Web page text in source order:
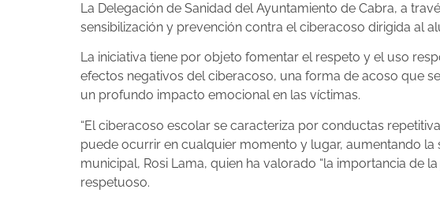
La Delegación de Sanidad del Ayuntamiento de Cabra, a
sensibilización y prevención contra el ciberacoso dirigida al
La iniciativa tiene por objeto fomentar el respeto y el uso
efectos negativos del ciberacoso, una forma de acoso que
un profundo impacto emocional en las víctimas.
“El ciberacoso escolar se caracteriza por conductas
puede ocurrir en cualquier momento y lugar, aumentando la
municipal, Rosi Lama, quien ha valorado “la importancia de
respetuoso.